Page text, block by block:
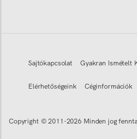
Sajtókapcsolat Gyakran Ismételt
Elérhetőségeink Céginformációk
Copyright © 2011-2026 Minden jog